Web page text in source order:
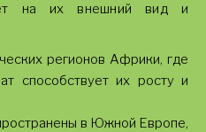
на их внешний вид и
регионов Африки, где
способствует их росту и
в Южной Европе,